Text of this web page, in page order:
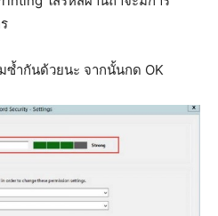
ำกันด้วยนะ จากนั้นกด OK